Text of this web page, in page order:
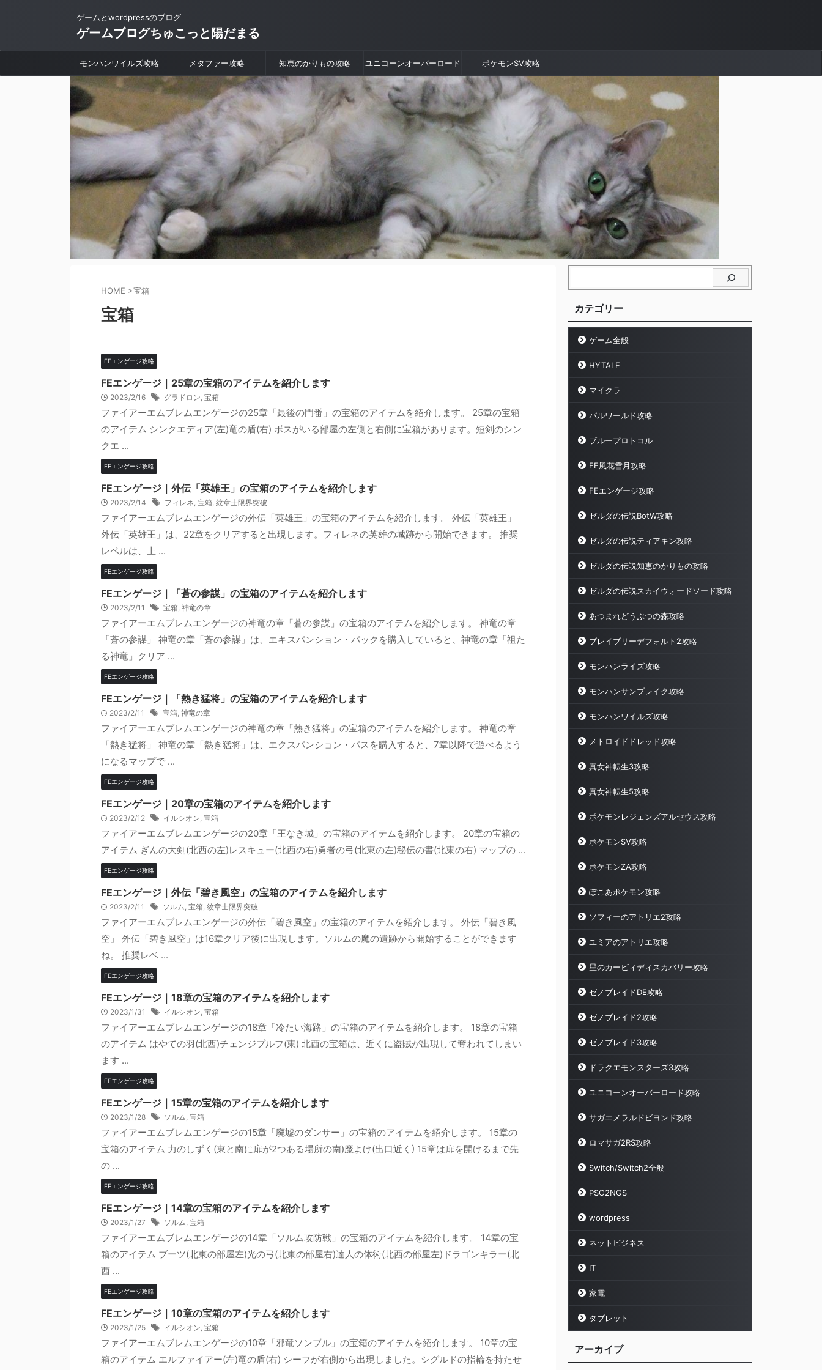
ゲームとwordpressのブログ
ゲームブログちゅこっと陽だまる
モンハンワイルズ攻略 メタファー攻略 知恵のかりもの攻略 ユニコーンオーバーロード ポケモンSV攻略
HOME >宝箱
宝箱
FEエンゲージ攻略
FEエンゲージ｜25章の宝箱のアイテムを紹介します
2023/2/16 グラドロン, 宝箱
ファイアーエムブレムエンゲージの25章「最後の門番」の宝箱のアイテムを紹介します。 25章の宝箱
のアイテム シンクエディア(左)竜の盾(右) ボスがいる部屋の左側と右側に宝箱があります。短剣のシン
クエ ...
FEエンゲージ攻略
FEエンゲージ｜外伝「英雄王」の宝箱のアイテムを紹介します
2023/2/14 フィレネ, 宝箱, 紋章士限界突破
ファイアーエムブレムエンゲージの外伝「英雄王」の宝箱のアイテムを紹介します。 外伝「英雄王」
外伝「英雄王」は、22章をクリアすると出現します。フィレネの英雄の城跡から開始できます。 推奨
レベルは、上 ...
FEエンゲージ攻略
FEエンゲージ｜「蒼の参謀」の宝箱のアイテムを紹介します
2023/2/11 宝箱, 神竜の章
ファイアーエムブレムエンゲージの神竜の章「蒼の参謀」の宝箱のアイテムを紹介します。 神竜の章
「蒼の参謀」 神竜の章「蒼の参謀」は、エキスパンション・パックを購入していると、神竜の章「祖た
る神竜」クリア ...
FEエンゲージ攻略
FEエンゲージ｜「熱き猛将」の宝箱のアイテムを紹介します
2023/2/11 宝箱, 神竜の章
ファイアーエムブレムエンゲージの神竜の章「熱き猛将」の宝箱のアイテムを紹介します。 神竜の章
「熱き猛将」 神竜の章「熱き猛将」は、エクスパンション・パスを購入すると、7章以降で遊べるよう
になるマップで ...
FEエンゲージ攻略
FEエンゲージ｜20章の宝箱のアイテムを紹介します
2023/2/12 イルシオン, 宝箱
ファイアーエムブレムエンゲージの20章「王なき城」の宝箱のアイテムを紹介します。 20章の宝箱の
アイテム ぎんの大剣(北西の左)レスキュー(北西の右)勇者の弓(北東の左)秘伝の書(北東の右) マップの ...
FEエンゲージ攻略
FEエンゲージ｜外伝「碧き風空」の宝箱のアイテムを紹介します
2023/2/11 ソルム, 宝箱, 紋章士限界突破
ファイアーエムブレムエンゲージの外伝「碧き風空」の宝箱のアイテムを紹介します。 外伝「碧き風
空」 外伝「碧き風空」は16章クリア後に出現します。ソルムの魔の遺跡から開始することができます
ね。 推奨レベ ...
FEエンゲージ攻略
FEエンゲージ｜18章の宝箱のアイテムを紹介します
2023/1/31 イルシオン, 宝箱
ファイアーエムブレムエンゲージの18章「冷たい海路」の宝箱のアイテムを紹介します。 18章の宝箱
のアイテム はやての羽(北西)チェンジプルフ(東) 北西の宝箱は、近くに盗賊が出現して奪われてしまい
ます ...
FEエンゲージ攻略
FEエンゲージ｜15章の宝箱のアイテムを紹介します
2023/1/28 ソルム, 宝箱
ファイアーエムブレムエンゲージの15章「廃墟のダンサー」の宝箱のアイテムを紹介します。 15章の
宝箱のアイテム 力のしずく(東と南に扉が2つある場所の南)魔よけ(出口近く) 15章は扉を開けるまで先
の ...
FEエンゲージ攻略
FEエンゲージ｜14章の宝箱のアイテムを紹介します
2023/1/27 ソルム, 宝箱
ファイアーエムブレムエンゲージの14章「ソルム攻防戦」の宝箱のアイテムを紹介します。 14章の宝
箱のアイテム ブーツ(北東の部屋左)光の弓(北東の部屋右)達人の体術(北西の部屋左)ドラゴンキラー(北
西 ...
FEエンゲージ攻略
FEエンゲージ｜10章の宝箱のアイテムを紹介します
2023/1/25 イルシオン, 宝箱
ファイアーエムブレムエンゲージの10章「邪竜ソンブル」の宝箱のアイテムを紹介します。 10章の宝
箱のアイテム エルファイアー(左)竜の盾(右) シーフが右側から出現しました。シグルドの指輪を持たせ
カテゴリー
ゲーム全般
HYTALE
マイクラ
パルワールド攻略
ブループロトコル
FE風花雪月攻略
FEエンゲージ攻略
ゼルダの伝説BotW攻略
ゼルダの伝説ティアキン攻略
ゼルダの伝説知恵のかりもの攻略
ゼルダの伝説スカイウォードソード攻略
あつまれどうぶつの森攻略
ブレイブリーデフォルト2攻略
モンハンライズ攻略
モンハンサンブレイク攻略
モンハンワイルズ攻略
メトロイドドレッド攻略
真女神転生3攻略
真女神転生5攻略
ポケモンレジェンズアルセウス攻略
ポケモンSV攻略
ポケモンZA攻略
ぽこあポケモン攻略
ソフィーのアトリエ2攻略
ユミアのアトリエ攻略
星のカービィディスカバリー攻略
ゼノブレイドDE攻略
ゼノブレイド2攻略
ゼノブレイド3攻略
ドラクエモンスターズ3攻略
ユニコーンオーバーロード攻略
サガエメラルドビヨンド攻略
ロマサガ2RS攻略
Switch/Switch2全般
PSO2NGS
wordpress
ネットビジネス
IT
家電
タブレット
アーカイブ